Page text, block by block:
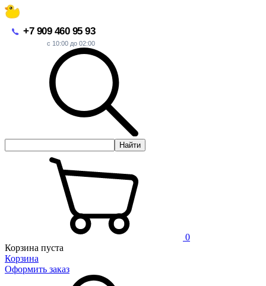
+7 909 460 95 93
с 10:00 до 02:00
Найти
0
Корзина пуста
Корзина
Оформить заказ